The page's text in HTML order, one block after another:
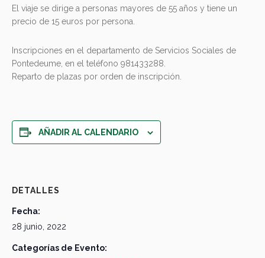
El viaje se dirige a personas mayores de 55 años y tiene un
precio de 15 euros por persona.
Inscripciones en el departamento de Servicios Sociales de
Pontedeume, en el teléfono 981433288.
Reparto de plazas por orden de inscripción.
AÑADIR AL CALENDARIO
DETALLES
Fecha:
28 junio, 2022
Categorías de Evento: